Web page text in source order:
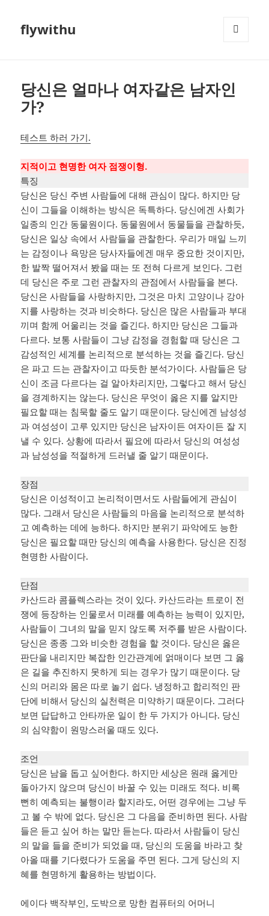
flywithu
당신은 얼마나 여자같은 남자인
가?
테스트 하러 가기.
지적이고 현명한 여자 점쟁이형.
특징
당신은 당신 주변 사람들에 대해 관심이 많다. 하지만 당
신이 그들을 이해하는 방식은 독특하다. 당신에겐 사회가
일종의 인간 동물원이다. 동물원에서 동물들을 관찰하듯,
당신은 일상 속에서 사람들을 관찰한다. 우리가 매일 느끼
는 감정이나 욕망은 당사자들에겐 매우 중요한 것이지만,
한 발짝 떨어져서 봤을 때는 또 전혀 다르게 보인다. 그런
데 당신은 주로 그런 관찰자의 관점에서 사람들을 본다.
당신은 사람들을 사랑하지만, 그것은 마치 고양이나 강아
지를 사랑하는 것과 비슷하다. 당신은 많은 사람들과 부대
끼며 함께 어울리는 것을 즐긴다. 하지만 당신은 그들과
다르다. 보통 사람들이 그냥 감정을 경험할 때 당신은 그
감성적인 세계를 논리적으로 분석하는 것을 즐긴다. 당신
은 파고 드는 관찰자이고 따듯한 분석가이다. 사람들은 당
신이 조금 다르다는 걸 알아차리지만, 그렇다고 해서 당신
을 경계하지는 않는다. 당신은 무엇이 옳은 지를 알지만
필요할 때는 침묵할 줄도 알기 때문이다. 당신에겐 남성성
과 여성성이 고루 있지만 당신은 남자이든 여자이든 잘 지
낼 수 있다. 상황에 따라서 필요에 따라서 당신의 여성성
과 남성성을 적절하게 드러낼 줄 알기 때문이다.
장점
당신은 이성적이고 논리적이면서도 사람들에게 관심이
많다. 그래서 당신은 사람들의 마음을 논리적으로 분석하
고 예측하는 데에 능하다. 하지만 분위기 파악에도 능한
당신은 필요할 때만 당신의 예측을 사용한다. 당신은 진정
현명한 사람이다.
단점
카산드라 콤플렉스라는 것이 있다. 카산드라는 트로이 전
쟁에 등장하는 인물로서 미래를 예측하는 능력이 있지만,
사람들이 그녀의 말을 믿지 않도록 저주를 받은 사람이다.
당신은 종종 그와 비슷한 경험을 할 것이다. 당신은 옳은
판단을 내리지만 복잡한 인간관계에 얽매이다 보면 그 옳
은 길을 추진하지 못하게 되는 경우가 많기 때문이다. 당
신의 머리와 몸은 따로 놀기 쉽다. 냉정하고 합리적인 판
단에 비해서 당신의 실천력은 미약하기 때문이다. 그러다
보면 답답하고 안타까운 일이 한 두 가지가 아니다. 당신
의 심약함이 원망스러울 때도 있다.
조언
당신은 남을 돕고 싶어한다. 하지만 세상은 원래 옳게만
돌아가지 않으며 당신이 바꿀 수 있는 미래도 적다. 비록
뻔히 예측되는 불행이라 할지라도, 어떤 경우에는 그냥 두
고 볼 수 밖에 없다. 당신은 그 다음을 준비하면 된다. 사람
들은 듣고 싶어 하는 말만 듣는다. 따라서 사람들이 당신
의 말을 들을 준비가 되었을 때, 당신의 도움을 바라고 찾
아올 때를 기다렸다가 도움을 주면 된다. 그게 당신의 지
혜를 현명하게 활용하는 방법이다.
에이다 백작부인, 도박으로 망한 컴퓨터의 어머니